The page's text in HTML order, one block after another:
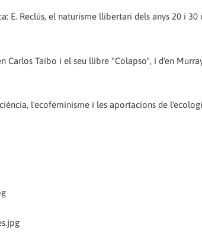
E. Reclús, el naturisme llibertari dels anys 20 i 30
Carlos Taibo i el seu llibre "Colapso", i d'en
l'ecofeminisme i les aportacions de